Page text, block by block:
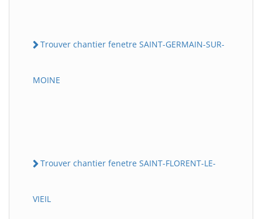
Trouver chantier fenetre SAINT-GERMAIN-SUR-
MOINE
Trouver chantier fenetre SAINT-FLORENT-LE-
VIEIL